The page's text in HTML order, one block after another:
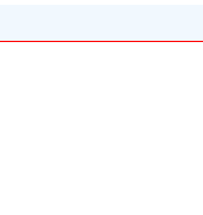
开考
划2007年工作
作